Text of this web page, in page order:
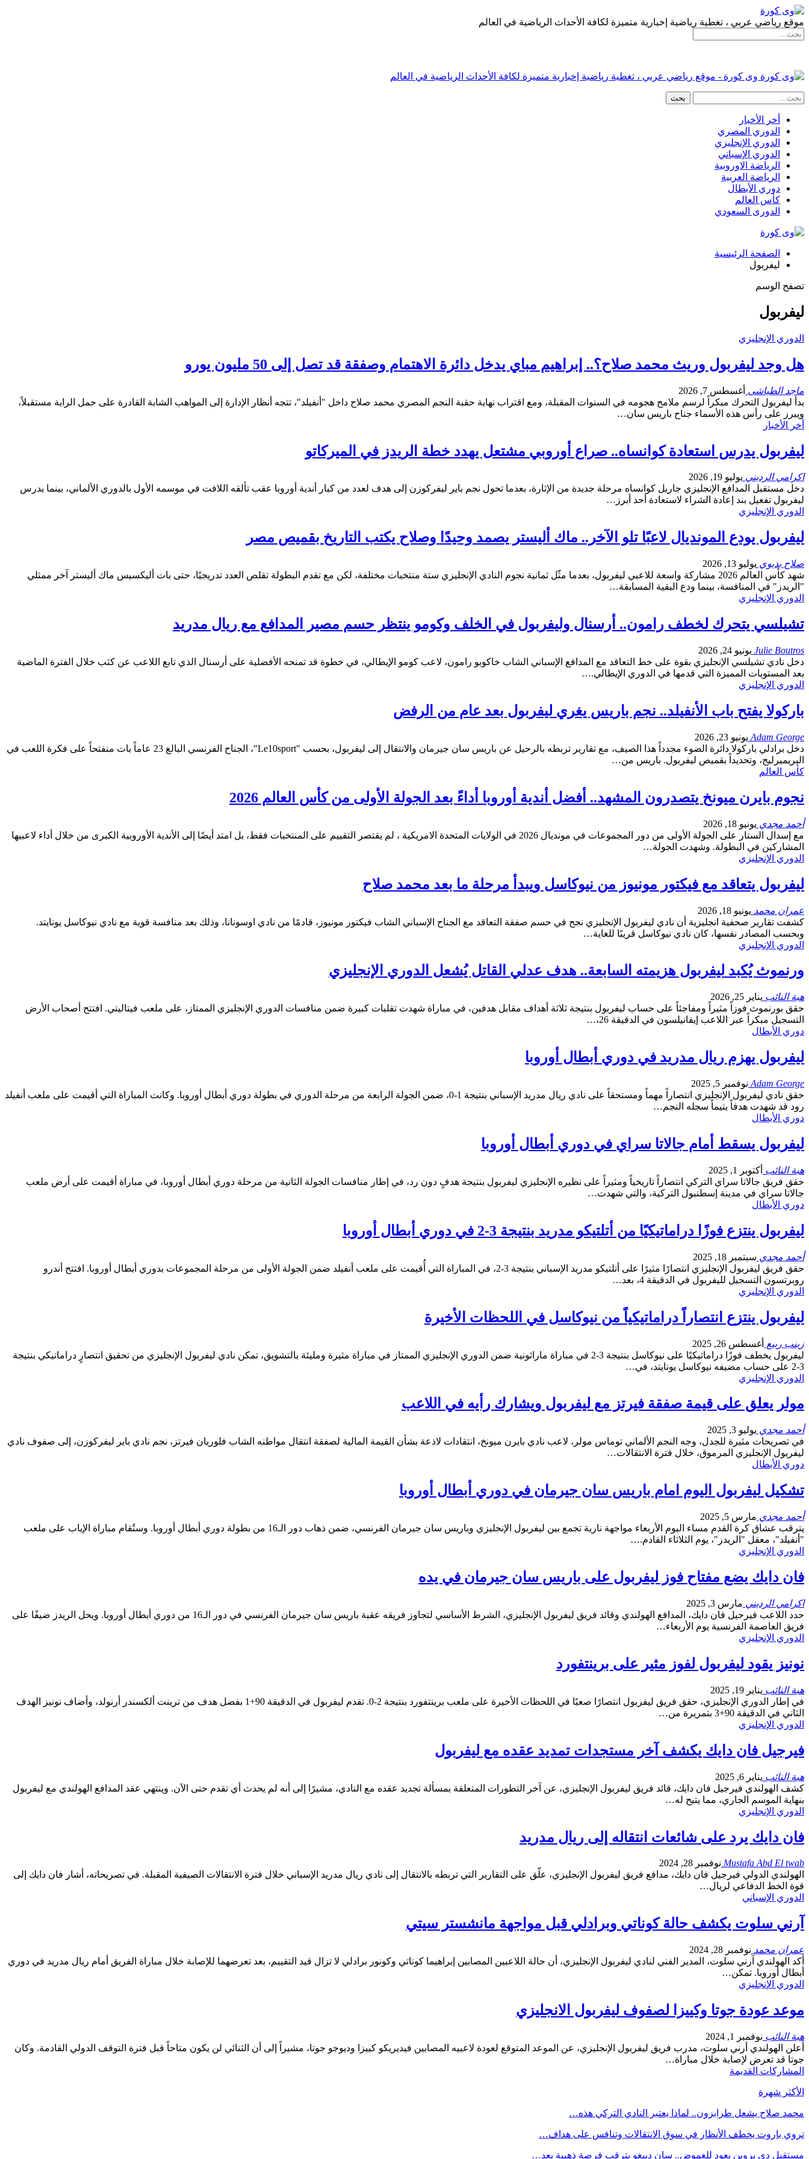
موقع رياضي عربي ، تغطية رياضية إخبارية متميزة لكافة الأحداث الرياضية في العالم
وى كورة - موقع رياضي عربي ، تغطية رياضية إخبارية متميزة لكافة الأحداث الرياضية في العالم
أخر الأخبار
الدوري المصري
الدوري الإنجليزي
الدوري الإسباني
الرياضة الاوروبية
الرياضة العربية
دوري الأبطال
كأس العالم
الدورى السعودي
الصفحة الرئيسية
ليفربول
تصفح الوسم
ليفربول
الدوري الإنجليزي
هل وجد ليفربول وريث محمد صلاح؟.. إبراهيم مباي يدخل دائرة الاهتمام وصفقة قد تصل إلى 50 مليون يورو
ماجد الطياشى أغسطس 7, 2026
بدأ ليفربول التحرك مبكراً لرسم ملامح هجومه في السنوات المقبلة، ومع اقتراب نهاية حقبة النجم المصري محمد صلاح داخل "أنفيلد"، تتجه أنظار الإدارة إلى المواهب الشابة القادرة على حمل الراية مستقبلاً،
ويبرز على رأس هذه الأسماء جناح باريس سان…
أخر الأخبار
ليفربول يدرس استعادة كوانساه.. صراع أوروبي مشتعل يهدد خطة الريدز في الميركاتو
اكرامي الرديني يوليو 19, 2026
دخل مستقبل المدافع الإنجليزي جاريل كوانساه مرحلة جديدة من الإثارة، بعدما تحول نجم باير ليفركوزن إلى هدف لعدد من كبار أندية أوروبا عقب تألقه اللافت في موسمه الأول بالدوري الألماني، بينما يدرس
ليفربول تفعيل بند إعادة الشراء لاستعادة أحد أبرز…
الدوري الإنجليزي
ليفربول يودع المونديال لاعبًا تلو الآخر.. ماك أليستر يصمد وحيدًا وصلاح يكتب التاريخ بقميص مصر
صلاح بديوي يوليو 13, 2026
شهد كأس العالم 2026 مشاركة واسعة للاعبي ليفربول، بعدما مثّل ثمانية نجوم النادي الإنجليزي ستة منتخبات مختلفة، لكن مع تقدم البطولة تقلص العدد تدريجيًا، حتى بات أليكسيس ماك أليستر آخر ممثلي
"الريدز" في المنافسة، بينما ودع البقية المسابقة…
الدوري الإنجليزي
تشيلسي يتحرك لخطف رامون.. أرسنال وليفربول في الخلف وكومو ينتظر حسم مصير المدافع مع ريال مدريد
Julie Boutros يونيو 24, 2026
دخل نادي تشيلسي الإنجليزي بقوة على خط التعاقد مع المدافع الإسباني الشاب خاكوبو رامون، لاعب كومو الإيطالي، في خطوة قد تمنحه الأفضلية على أرسنال الذي تابع اللاعب عن كثب خلال الفترة الماضية
بعد المستويات المميزة التي قدمها في الدوري الإيطالي.…
الدوري الإنجليزي
باركولا يفتح باب الأنفيلد.. نجم باريس يغري ليفربول بعد عام من الرفض
Adam George يونيو 23, 2026
دخل برادلي باركولا دائرة الضوء مجدداً هذا الصيف، مع تقارير تربطه بالرحيل عن باريس سان جيرمان والانتقال إلى ليفربول، بحسب "Le10sport"، الجناح الفرنسي البالغ 23 عاماً بات منفتحاً على فكرة اللعب في
البريميرليج، وتحديداً بقميص ليفربول. باريس من…
كأس العالم
نجوم بايرن ميونخ يتصدرون المشهد.. أفضل أندية أوروبا أداءً بعد الجولة الأولى من كأس العالم 2026
أحمد مجدي يونيو 18, 2026
مع إسدال الستار على الجولة الأولى من دور المجموعات في مونديال 2026 في الولايات المتحدة الامريكية ، لم يقتصر التقييم على المنتخبات فقط، بل امتد أيضًا إلى الأندية الأوروبية الكبرى من خلال أداء لاعبيها
المشاركين في البطولة. وشهدت الجولة…
الدوري الإنجليزي
ليفربول يتعاقد مع فيكتور مونيوز من نيوكاسل ويبدأ مرحلة ما بعد محمد صلاح
عمران محمد يونيو 18, 2026
كشفت تقارير صحفية انجليزية أن نادي ليفربول الإنجليزي نجح في حسم صفقة التعاقد مع الجناح الإسباني الشاب فيكتور مونيوز، قادمًا من نادي اوسونانا، وذلك بعد منافسة قوية مع نادي نيوكاسل يونايتد.
وبحسب المصادر نفسها، كان نادي نيوكاسل قريبًا للغاية…
الدوري الإنجليزي
ورنموث يُكبد ليفربول هزيمته السابعة.. هدف عدلي القاتل يُشعل الدوري الإنجليزي
هبة النائب يناير 25, 2026
حقق بورنموث فوزاً مثيراً ومفاجئاً على حساب ليفربول بنتيجة ثلاثة أهداف مقابل هدفين، في مباراة شهدت تقلبات كبيرة ضمن منافسات الدوري الإنجليزي الممتاز، على ملعب فيتاليتي. افتتح أصحاب الأرض
التسجيل مبكراً عبر اللاعب إيفانيلسون في الدقيقة 26،…
دوري الأبطال
ليفربول يهزم ريال مدريد في دوري أبطال أوروبا
Adam George نوفمبر 5, 2025
حقق نادي ليفربول الإنجليزي انتصاراً مهماً ومستحقاً على نادي ريال مدريد الإسباني بنتيجة 1-0، ضمن الجولة الرابعة من مرحلة الدوري في بطولة دوري أبطال أوروبا. وكانت المباراة التي أقيمت على ملعب أنفيلد
رود قد شهدت هدفاً يتيماً سجله النجم…
دوري الأبطال
ليفربول يسقط أمام جالاتا سراي في دوري أبطال أوروبا
هبة النائب أكتوبر 1, 2025
حقق فريق جالاتا سراي التركي انتصاراً تاريخياً ومثيراً على نظيره الإنجليزي ليفربول بنتيجة هدفٍ دون رد، في إطار منافسات الجولة الثانية من مرحلة دوري أبطال أوروبا، في مباراة أقيمت على أرض ملعب
جالاتا سراي في مدينة إسطنبول التركية، والتي شهدت…
دوري الأبطال
ليفربول ينتزع فوزًا دراماتيكيًا من أتلتيكو مدريد بنتيجة 3-2 في دوري أبطال أوروبا
أحمد مجدي سبتمبر 18, 2025
حقق فريق ليفربول الإنجليزي انتصارًا مثيرًا على أتلتيكو مدريد الإسباني بنتيجة 3-2، في المباراة التي أُقيمت على ملعب أنفيلد ضمن الجولة الأولى من مرحلة المجموعات بدوري أبطال أوروبا. افتتح أندرو
روبرتسون التسجيل لليفربول في الدقيقة 4، بعد…
الدوري الإنجليزي
ليفربول ينتزع انتصاراً دراماتيكياً من نيوكاسل في اللحظات الأخيرة
زينب ربيع أغسطس 26, 2025
ليفربول يخطف فوزًا دراماتيكيًا على نيوكاسل بنتيجة 3-2 في مباراة ماراثونية ضمن الدوري الإنجليزي الممتاز في مباراة مثيرة ومليئة بالتشويق، تمكن نادي ليفربول الإنجليزي من تحقيق انتصارٍ دراماتيكي بنتيجة
3-2 على حساب مضيفه نيوكاسل يونايتد، في…
الدوري الإنجليزي
مولر يعلق على قيمة صفقة فيرتز مع ليفربول ويشارك رأيه في اللاعب
أحمد مجدي يوليو 3, 2025
في تصريحات مثيرة للجدل، وجه النجم الألماني توماس مولر، لاعب نادي بايرن ميونخ، انتقادات لاذعة بشأن القيمة المالية لصفقة انتقال مواطنه الشاب فلوريان فيرتز، نجم نادي باير ليفركوزن، إلى صفوف نادي
ليفربول الإنجليزي المرموق، خلال فترة الانتقالات…
دوري الأبطال
تشكيل ليفربول اليوم امام باريس سان جيرمان في دوري أبطال أوروبا
أحمد مجدي مارس 5, 2025
يترقب عشاق كرة القدم مساء اليوم الأربعاء مواجهة نارية تجمع بين ليفربول الإنجليزي وباريس سان جيرمان الفرنسي، ضمن ذهاب دور الـ16 من بطولة دوري أبطال أوروبا. وستُقام مباراة الإياب على ملعب
"أنفيلد"، معقل "الريدز"، يوم الثلاثاء القادم.…
الدوري الإنجليزي
فان دايك يضع مفتاح فوز ليفربول على باريس سان جيرمان في يده
اكرامي الرديني مارس 3, 2025
حدد اللاعب فيرجيل فان دايك، المدافع الهولندي وقائد فريق ليفربول الإنجليزي، الشرط الأساسي لتجاوز فريقه عقبة باريس سان جيرمان الفرنسي في دور الـ16 من دوري أبطال أوروبا. ويحل الريدز ضيفًا على
فريق العاصمة الفرنسية يوم الأربعاء…
الدوري الإنجليزي
نونيز يقود ليفربول لفوز مثير على برينتفورد
هبة النائب يناير 19, 2025
في إطار الدوري الإنجليزي، حقق فريق ليفربول انتصارًا صعبًا في اللحظات الأخيرة على ملعب برينتفورد بنتيجة 2-0. تقدم ليفربول في الدقيقة 90+1 بفضل هدف من ترينت ألكسندر أرنولد، وأضاف نونيز الهدف
الثاني في الدقيقة 90+3 بتمريرة من…
الدوري الإنجليزي
فيرجيل فان دايك يكشف آخر مستجدات تمديد عقده مع ليفربول
هبة النائب يناير 6, 2025
كشف الهولندي فيرجيل فان دايك، قائد فريق ليفربول الإنجليزي، عن آخر التطورات المتعلقة بمسألة تجديد عقده مع النادي، مشيرًا إلى أنه لم يحدث أي تقدم حتى الآن. وينتهي عقد المدافع الهولندي مع ليفربول
بنهاية الموسم الجاري، مما يتيح له…
الدوري الإنجليزي
فان دايك يرد على شائعات انتقاله إلى ريال مدريد
Mustafa Abd El twab نوفمبر 28, 2024
الهولندي الدولي فيرجيل فان دايك، مدافع فريق ليفربول الإنجليزي، علّق على التقارير التي تربطه بالانتقال إلى نادي ريال مدريد الإسباني خلال فترة الانتقالات الصيفية المقبلة. في تصريحاته، أشار فان دايك إلى
قوة الخط الدفاعي لريال…
الدوري الإسباني
آرني سلوت يكشف حالة كوناتي وبرادلي قبل مواجهة مانشستر سيتي
عمران محمد نوفمبر 28, 2024
أكد الهولندي آرني سلوت، المدير الفني لنادي ليفربول الإنجليزي، أن حالة اللاعبين المصابين إبراهيما كوناتي وكونور برادلي لا تزال قيد التقييم، بعد تعرضهما للإصابة خلال مباراة الفريق أمام ريال مدريد في دوري
أبطال أوروبا. تمكن…
الدوري الإنجليزي
موعد عودة جوتا وكييزا لصفوف ليفربول الانجليزي
هبة النائب نوفمبر 1, 2024
أعلن الهولندي أرني سلوت، مدرب فريق ليفربول الإنجليزي، عن الموعد المتوقع لعودة لاعبيه المصابين فيديريكو كييزا وديوجو جوتا، مشيراً إلى أن الثنائي لن يكون متاحاً قبل فترة التوقف الدولي القادمة. وكان
جوتا قد تعرض لإصابة خلال مباراة…
المشاركات القديمة
الأكثر شهرة
محمد صلاح يشعل طرابزون.. لماذا يعتبر النادي التركي هذه…
تروي باروت يخطف الأنظار في سوق الانتقالات وتنافس على هداف…
مستقبل دي بروين يعود للغموض.. سان دييغو يترقب فرصة ذهبية بعد…